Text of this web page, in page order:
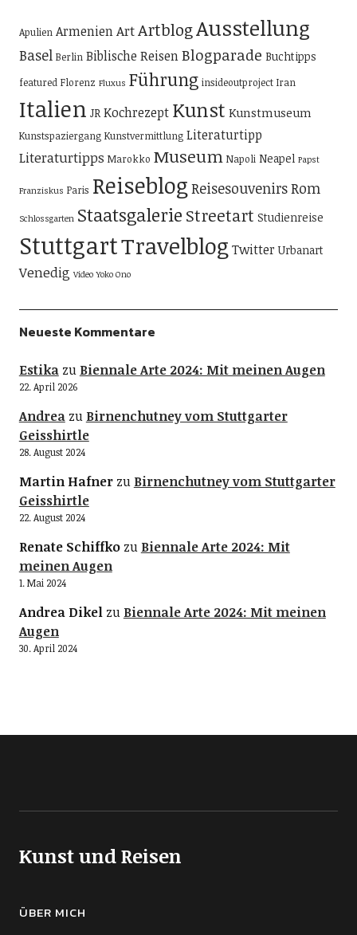
Apulien ArmenienArtArtblogAusstellung
Basel Berlin Biblische ReisenBlogparade Buchtipps
featured Florenz Fluxus Führung insideoutproject Iran
Italien JR Kochrezept Kunst Kunstmuseum
Kunstspaziergang Kunstvermittlung Literaturtipp
Literaturtipps Marokko Museum Napoli Neapel Papst
Franziskus Paris Reiseblog ReisesouvenirsRom
Schlossgarten Staatsgalerie Streetart Studienreise
StuttgartTravelblog Twitter Urbanart
Venedig Video Yoko Ono
Neueste Kommentare
Estikazu Biennale Arte 2024: Mit meinen Augen
22. April 2026
Andreazu Birnenchutney vom Stuttgarter
Geisshirtle
28. August 2024
Martin Hafnerzu Birnenchutney vom Stuttgarter
Geisshirtle
22. August 2024
Renate Schiffkozu Biennale Arte 2024: Mit
meinen Augen
1. Mai 2024
Andrea Dikelzu Biennale Arte 2024: Mit meinen
Augen
30. April 2024
Kunst und Reisen
ÜBER MICH